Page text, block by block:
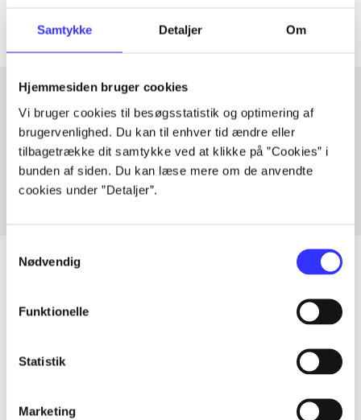
Samtykke Detaljer Om
Hjemmesiden bruger cookies
Vi bruger cookies til besøgsstatistik og optimering af
brugervenlighed. Du kan til enhver tid ændre eller
tilbagetrække dit samtykke ved at klikke på ”Cookies” i
bunden af siden. Du kan læse mere om de anvendte
cookies under ”Detaljer”.
Nødvendig
Funktionelle
Statistik
Marketing
Artikler med samme emner
Fra
Artikler